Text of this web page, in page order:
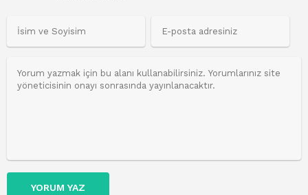
YORUM YAZ